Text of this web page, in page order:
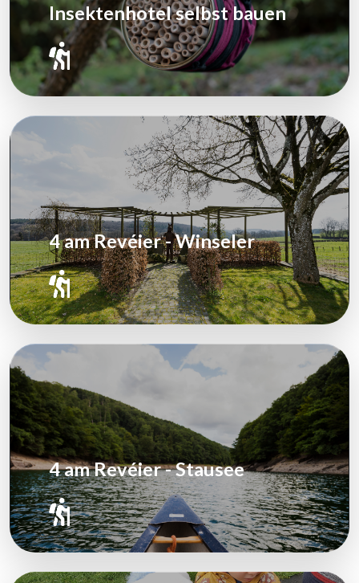
Insektenhotel selbst bauen
4 am Revéier - Winseler
4 am Revéier - Stausee